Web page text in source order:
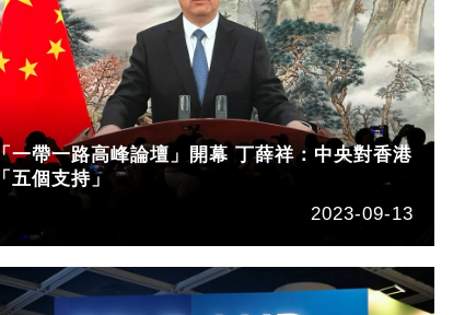
「一帶一路高峰論壇」開幕 丁薛祥：中央對香港
「五個支持」
2023-09-13